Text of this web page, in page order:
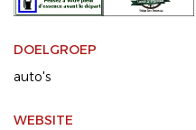
DOELGROEP
auto's
WEBSITE